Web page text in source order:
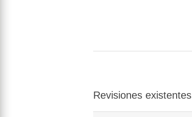
Revisiones existentes